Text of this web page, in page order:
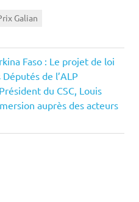
Galian
Faso : Le projet de loi
de l’ALP
du CSC, Louis
auprès des acteurs